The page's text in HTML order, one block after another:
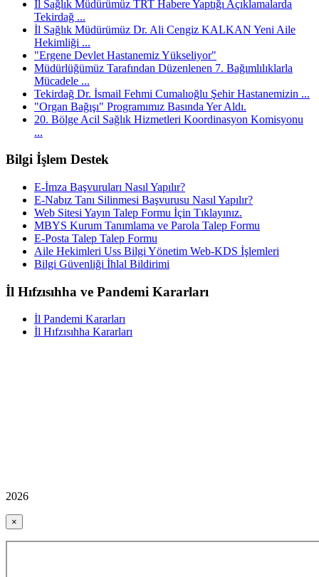
İl Sağlık Müdürümüz TRT Habere Yaptığı Açıklamalarda
Tekirdağ ...
İl Sağlık Müdürümüz Dr. Ali Cengiz KALKAN Yeni Aile
Hekimliği ...
"Ergene Devlet Hastanemiz Yükseliyor"
Müdürlüğümüz Tarafından Düzenlenen 7. Bağımlılıklarla
Mücadele ...
Tekirdağ Dr. İsmail Fehmi Cumalıoğlu Şehir Hastanemizin ...
"Organ Bağışı" Programımız Basında Yer Aldı.
20. Bölge Acil Sağlık Hizmetleri Koordinasyon Komisyonu
...
Bilgi İşlem Destek
E-İmza Başvuruları Nasıl Yapılır?
E-Nabız Tanı Silinmesi Başvurusu Nasıl Yapılır?
Web Sitesi Yayın Talep Formu İçin Tıklayınız.
MBYS Kurum Tanımlama ve Parola Talep Formu
E-Posta Talep Talep Formu
Aile Hekimleri Uss Bilgi Yönetim Web-KDS İşlemleri
Bilgi Güvenliği İhlal Bildirimi
İl Hıfzısıhha ve Pandemi Kararları
İl Pandemi Kararları
İl Hıfzısıhha Kararları
2026
×